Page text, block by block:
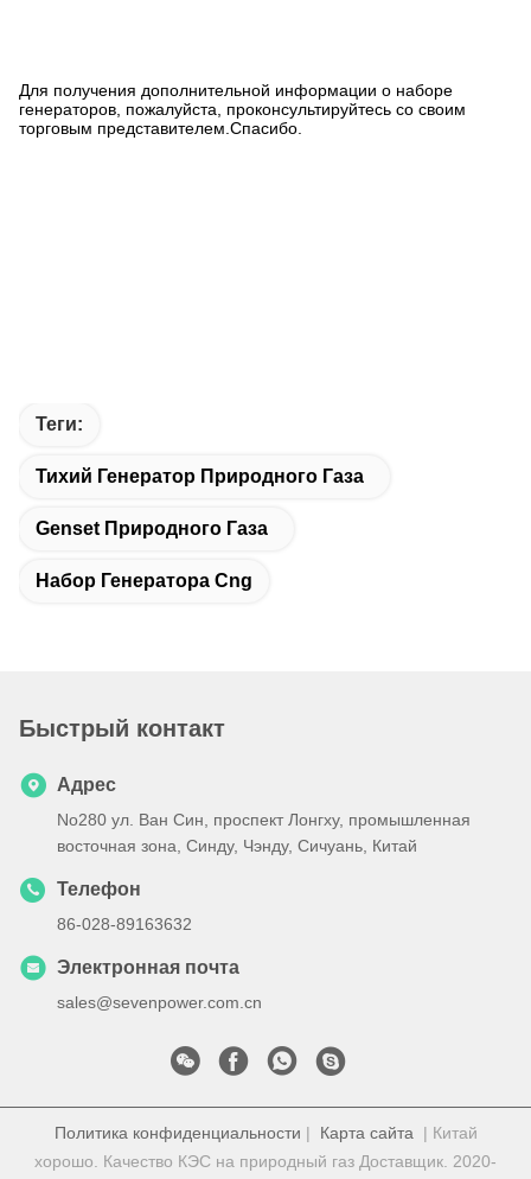
Для получения дополнительной информации о наборе
генераторов, пожалуйста, проконсультируйтесь со своим
торговым представителем.Спасибо.
Теги:
Тихий Генератор Природного Газа
Genset Природного Газа
Набор Генератора Cng
Быстрый контакт
Адрес
No280 ул. Ван Син, проспект Лонгху, промышленная
восточная зона, Синду, Чэнду, Сичуань, Китай
Телефон
86-028-89163632
Электронная почта
sales@sevenpower.com.cn
Политика конфиденциальности | Карта сайта| Китай
хорошо. Качество КЭС на природный газ Доставщик. 2020-